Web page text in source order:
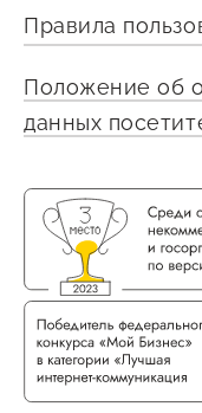
Общая
Органы
Контакты
Вакансии
Правила
Положение об
данных